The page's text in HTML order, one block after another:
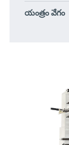
యంత్రం వేగం